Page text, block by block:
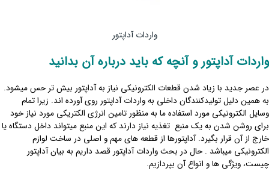
واردات آداپتور
واردات آداپتور و آنچه که باید درباره آن بدانید
در عصر جدید با زیاد شدن قطعات الکترونیکی نیاز به آداپتور بیش تر حس می­شود.
به همین دلیل تولیدکنندگان داخلی به واردات آداپتور روی آورده اند. زیرا تمام
وسایل الکترونیکی مورد استفاده ما به منظور تامین انرژی الکتریکی مورد نیاز خود
برای روشن شدن به یک منبع تغذیه نیاز دارند که این منبع می­تواند داخل دستگاه یا
خارج از آن قرار بگیرد. آداپتورها از قطعه­ های مهم و اصلی در ساخت لوازم
الکترونیکی می­باشد . حال در بحث واردات آداپتور قصد داریم به بیان آداپتور
چیست، ویژگی ها و انواع آن بپردازیم.